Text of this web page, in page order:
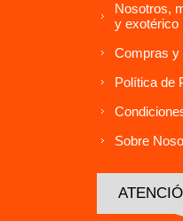
Nosotros,
y exotérico
Compras y
Política de
Sobre